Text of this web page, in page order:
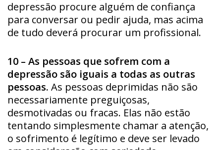
depressão procure alguém de confiança
para conversar ou pedir ajuda, mas acima
de tudo deverá procurar um profissional.
10 – As pessoas que sofrem com a
depressão são iguais a todas as outras
pessoas. As pessoas deprimidas não são
necessariamente preguiçosas,
desmotivadas ou fracas. Elas não estão
tentando simplesmente chamar a atenção,
o sofrimento é legítimo e deve ser levado